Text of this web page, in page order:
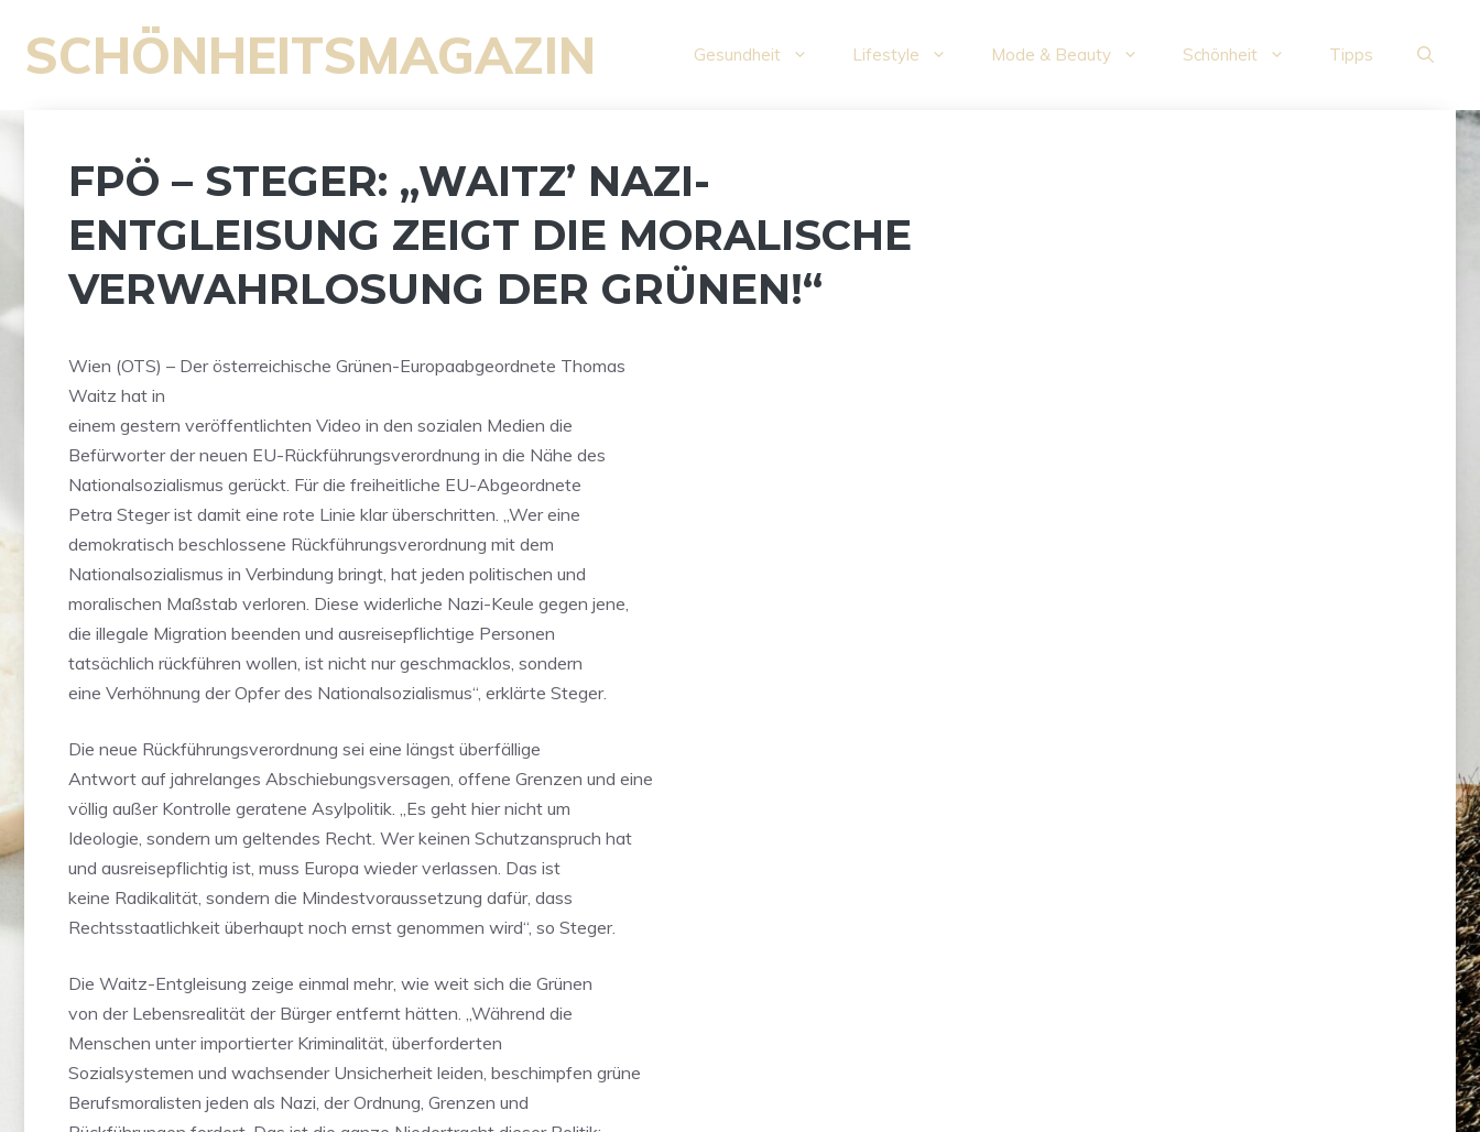
Inhalt
springen
SCHÖNHEITSMAGAZIN Gesundheit Lifestyle Mode & Beauty Schönheit Tipps
FPÖ – STEGER: „WAITZ’ NAZI-
ENTGLEISUNG ZEIGT DIE MORALISCHE
VERWAHRLOSUNG DER GRÜNEN!“
Wien (OTS) – Der österreichische Grünen-Europaabgeordnete Thomas
Waitz hat in
einem gestern veröffentlichten Video in den sozialen Medien die
Befürworter der neuen EU-Rückführungsverordnung in die Nähe des
Nationalsozialismus gerückt. Für die freiheitliche EU-Abgeordnete
Petra Steger ist damit eine rote Linie klar überschritten. „Wer eine
demokratisch beschlossene Rückführungsverordnung mit dem
Nationalsozialismus in Verbindung bringt, hat jeden politischen und
moralischen Maßstab verloren. Diese widerliche Nazi-Keule gegen jene,
die illegale Migration beenden und ausreisepflichtige Personen
tatsächlich rückführen wollen, ist nicht nur geschmacklos, sondern
eine Verhöhnung der Opfer des Nationalsozialismus“, erklärte Steger.
Die neue Rückführungsverordnung sei eine längst überfällige
Antwort auf jahrelanges Abschiebungsversagen, offene Grenzen und eine
völlig außer Kontrolle geratene Asylpolitik. „Es geht hier nicht um
Ideologie, sondern um geltendes Recht. Wer keinen Schutzanspruch hat
und ausreisepflichtig ist, muss Europa wieder verlassen. Das ist
keine Radikalität, sondern die Mindestvoraussetzung dafür, dass
Rechtsstaatlichkeit überhaupt noch ernst genommen wird“, so Steger.
Die Waitz-Entgleisung zeige einmal mehr, wie weit sich die Grünen
von der Lebensrealität der Bürger entfernt hätten. „Während die
Menschen unter importierter Kriminalität, überforderten
Sozialsystemen und wachsender Unsicherheit leiden, beschimpfen grüne
Berufsmoralisten jeden als Nazi, der Ordnung, Grenzen und